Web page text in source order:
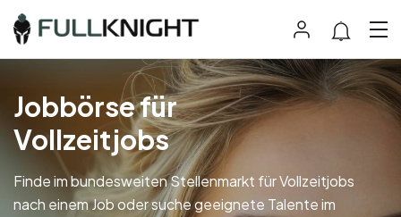
Jobbörse für
Vollzeitjobs
Finde im bundesweiten Stellenmarkt für Vollzeitjobs
nach einem Job oder suche geeignete Talente im